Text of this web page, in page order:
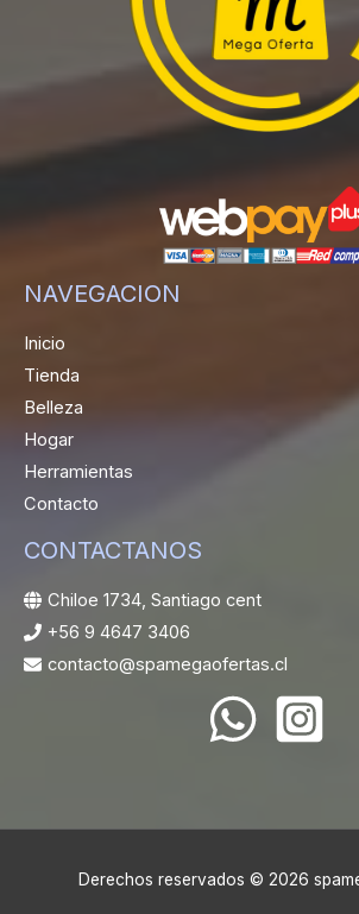
NAVEGACION
Inicio
Tienda
Belleza
Hogar
Herramientas
Contacto
CONTACTANOS
Chiloe 1734, Santiago cent
+56 9 4647 3406
contacto@spamegaofertas.cl
Derechos reservados © 2026